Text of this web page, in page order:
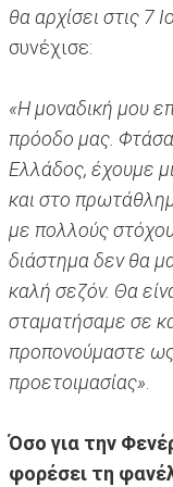
θα αρχίσει στις 7
συνέχισε:
«Η μοναδική μου
πρόοδο μας.
Ελλάδος, έχουμε
και στο
με πολλούς
διάστημα δεν θα
καλή σεζόν. Θα
σταματήσαμε σε
προπονούμαστε
προετοιμασίας».
Όσο για την
φορέσει τη